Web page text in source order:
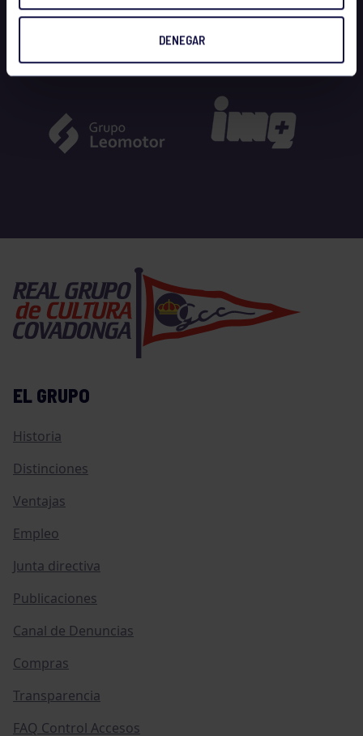
DENEGAR
EL GRUPO
Historia
Distinciones
Ventajas
Empleo
Junta directiva
Publicaciones
Canal de Denuncias
Compras
Transparencia
FAQ Control Accesos